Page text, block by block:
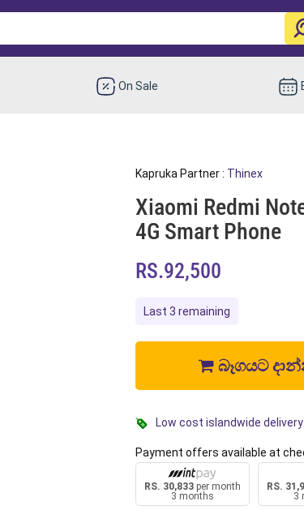
On Sale
Kapruka Partner : Thinex
Xiaomi Redmi
4G Smart Phone
RS.92,500
Last 3 remaining
බෑගයට
Low cost islandwide delivery
Payment offers available at
RS. 30,833per month
3 months
RS.
3